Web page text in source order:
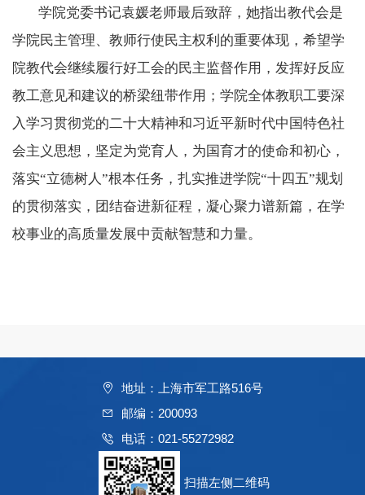
学院党委书记袁媛老师最后致辞，她指出教代会是
学院民主管理、教师行使民主权利的重要体现，希望学
院教代会继续履行好工会的民主监督作用，发挥好反应
教工意见和建议的桥梁纽带作用；学院全体教职工要深
入学习贯彻党的二十大精神和习近平新时代中国特色社
会主义思想，坚定为党育人，为国育才的使命和初心，
落实“立德树人”根本任务，扎实推进学院“十四五”规划
的贯彻落实，团结奋进新征程，凝心聚力谱新篇，在学
校事业的高质量发展中贡献智慧和力量。
地址：上海市军工路516号
邮编：200093
电话：021-55272982
扫描左侧二维码